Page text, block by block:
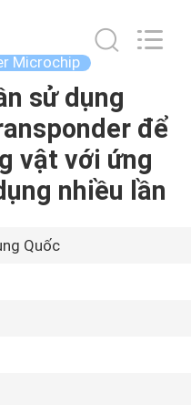
Microchip
sử dụng
để
vật với ứng
nhiều lần
Quốc